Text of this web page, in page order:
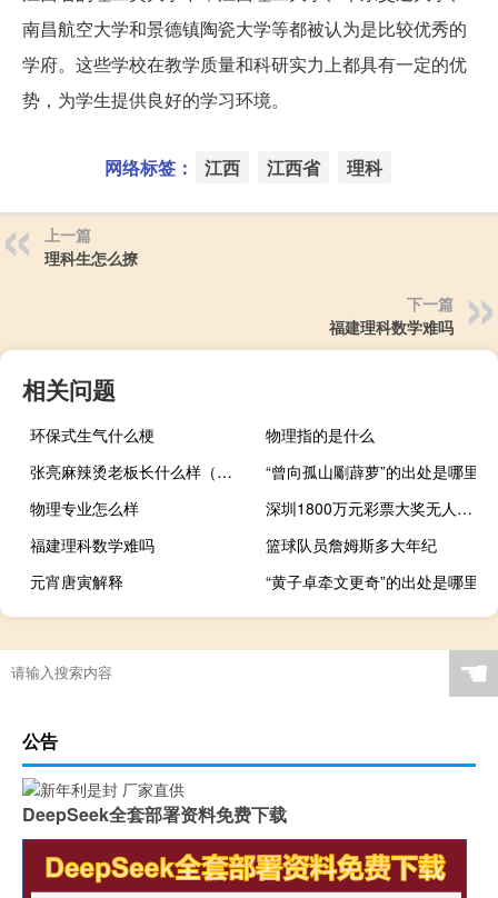
南昌航空大学和景德镇陶瓷大学等都被认为是比较优秀的
学府。这些学校在教学质量和科研实力上都具有一定的优
势，为学生提供良好的学习环境。
网络标签： 江西 江西省 理科
上一篇
理科生怎么撩
下一篇
福建理科数学难吗
相关问题
环保式生气什么梗
物理指的是什么
张亮麻辣烫老板长什么样（张亮麻辣烫老板叫什么）
“曾向孤山劚薜萝”的出处是哪里
物理专业怎么样
深圳1800万元彩票大奖无人认领曾出现“千万级”弃奖 到底什么情况呢
福建理科数学难吗
篮球队员詹姆斯多大年纪
元宵唐寅解释
“黄子卓牵文更奇”的出处是哪里
☚
公告
DeepSeek全套部署资料免费下载